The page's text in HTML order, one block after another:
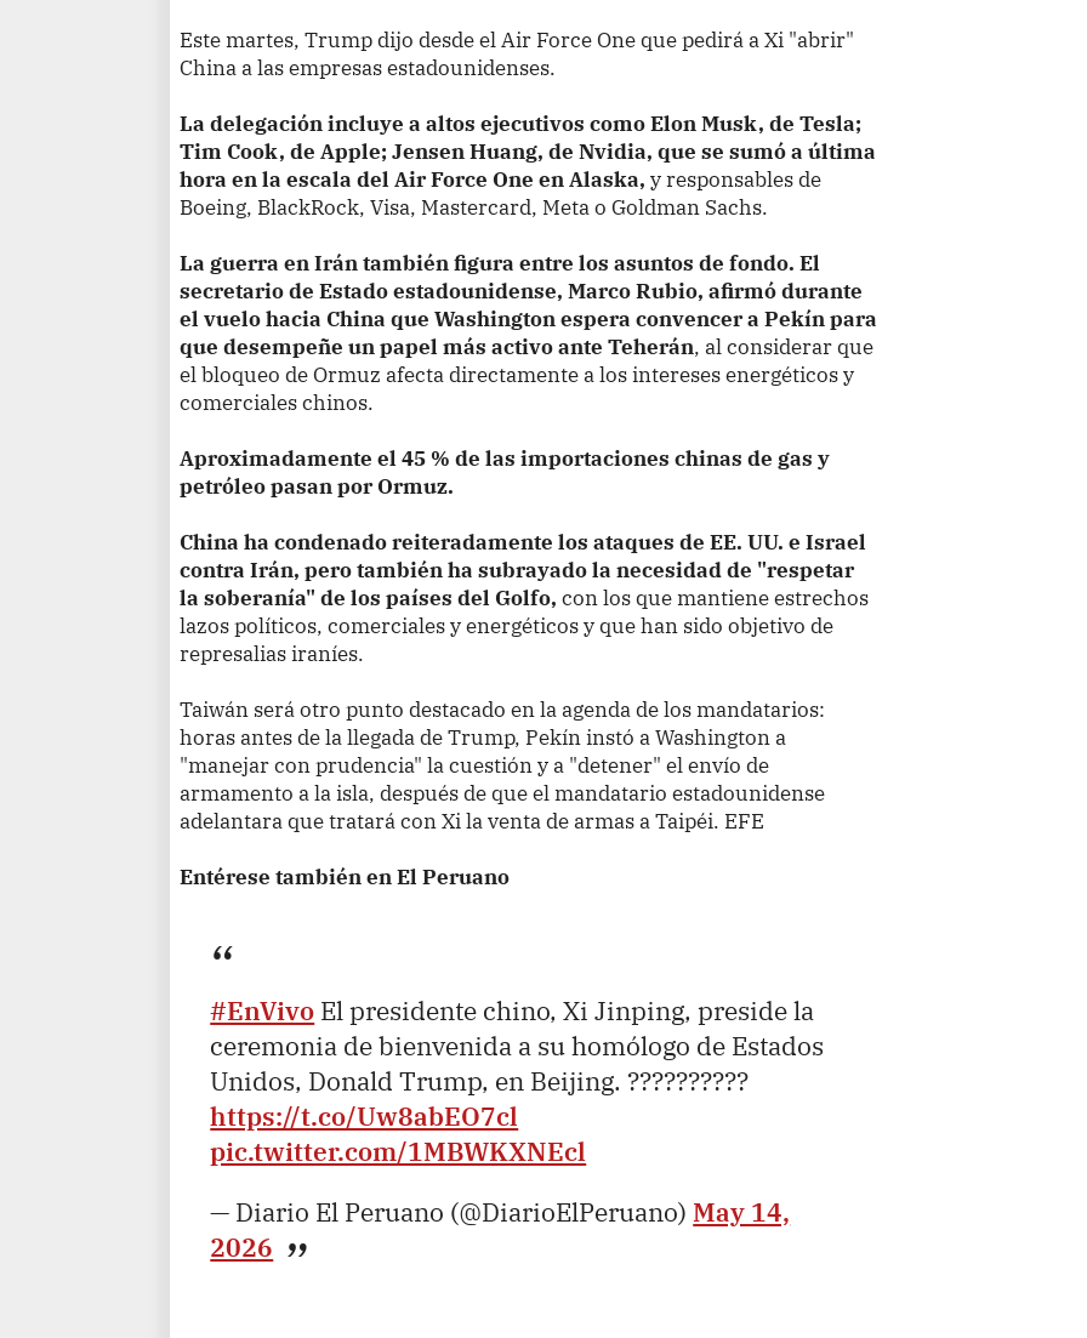
Este martes, Trump dijo desde el Air Force One que pedirá a Xi "abrir"
China a las empresas estadounidenses.
La delegación incluye a altos ejecutivos como Elon Musk, de Tesla;
Tim Cook, de Apple; Jensen Huang, de Nvidia, que se sumó a última
hora en la escala del Air Force One en Alaska, y responsables de
Boeing, BlackRock, Visa, Mastercard, Meta o Goldman Sachs.
La guerra en Irán también figura entre los asuntos de fondo. El
secretario de Estado estadounidense, Marco Rubio, afirmó durante
el vuelo hacia China que Washington espera convencer a Pekín para
que desempeñe un papel más activo ante Teherán, al considerar que
el bloqueo de Ormuz afecta directamente a los intereses energéticos y
comerciales chinos.
Aproximadamente el 45 % de las importaciones chinas de gas y
petróleo pasan por Ormuz.
China ha condenado reiteradamente los ataques de EE. UU. e Israel
contra Irán, pero también ha subrayado la necesidad de "respetar
la soberanía" de los países del Golfo, con los que mantiene estrechos
lazos políticos, comerciales y energéticos y que han sido objetivo de
represalias iraníes.
Taiwán será otro punto destacado en la agenda de los mandatarios:
horas antes de la llegada de Trump, Pekín instó a Washington a
"manejar con prudencia" la cuestión y a "detener" el envío de
armamento a la isla, después de que el mandatario estadounidense
adelantara que tratará con Xi la venta de armas a Taipéi. EFE
Entérese también en El Peruano
#EnVivo El presidente chino, Xi Jinping, preside la
ceremonia de bienvenida a su homólogo de Estados
Unidos, Donald Trump, en Beijing. ??????????
https://t.co/Uw8abEO7cl
pic.twitter.com/1MBWKXNEcl
— Diario El Peruano (@DiarioElPeruano) May 14,
2026